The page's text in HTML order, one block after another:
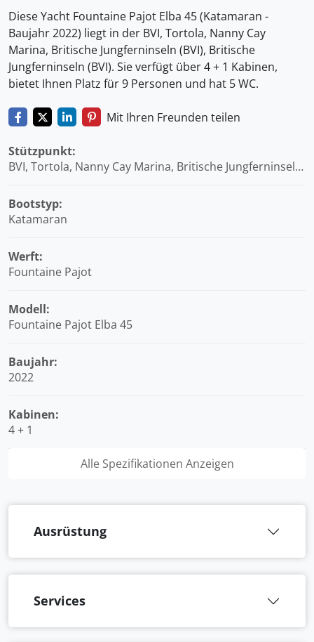
Diese Yacht Fountaine Pajot Elba 45 (Katamaran -
Baujahr 2022) liegt in der BVI, Tortola, Nanny Cay
Marina, Britische Jungferninseln (BVI), Britische
Jungferninseln (BVI). Sie verfügt über 4 + 1 Kabinen,
bietet Ihnen Platz für 9 Personen und hat 5 WC.
Mit Ihren Freunden teilen
Stützpunkt:
BVI, Tortola, Nanny Cay Marina, Britische Jungferninseln
Bootstyp:
Katamaran
Werft:
Fountaine Pajot
Modell:
Fountaine Pajot Elba 45
Baujahr:
2022
Kabinen:
4 + 1
Alle Spezifikationen Anzeigen
Ausrüstung
Services